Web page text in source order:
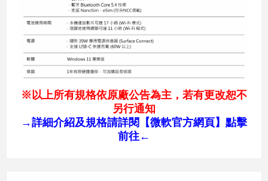
※以上所有規格依原廠公告為主，若有更改恕不
另行通知
→詳細介紹及規格請詳閱【微軟官方網頁】點擊
前往←